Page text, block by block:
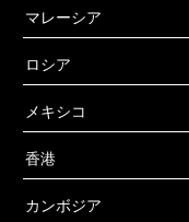
マレーシア
ロシア
メキシコ
香港
カンボジア